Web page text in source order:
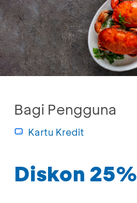
Bagi Pengguna
Kartu Kredit
Diskon 25%